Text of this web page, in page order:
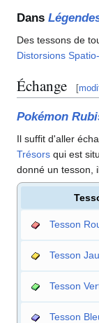
Dans
Des tessons de
Distorsions
Échange [
Pokémon
Il suffit d'aller
Trésors qui est
donné un tesson,
Tesson
Tesson
Tesson
Tesson